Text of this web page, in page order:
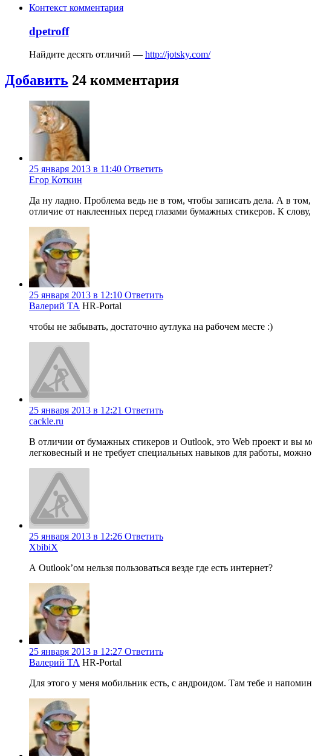
Контекст комментария
dpetroff
Найдите десять отличий — http://jotsky.com/
Добавить 24 комментария
25 января 2013 в 11:40 Ответить
Егор Коткин
Да ну ладно. Проблема ведь не в том, чтобы записать дела. А в
отличие от наклеенных перед глазами бумажных стикеров. К
25 января 2013 в 12:10 Ответить
Валерий ТА HR-Portal
чтобы не забывать, достаточно аутлука на рабочем месте :)
25 января 2013 в 12:21 Ответить
cackle.ru
В отличии от бумажных стикеров и Outlook, это Web проект и вы
легковесный и не требует специальных навыков для работы,
25 января 2013 в 12:26 Ответить
XbibiX
А Outlook’ом нельзя пользоваться везде где есть интернет?
25 января 2013 в 12:27 Ответить
Валерий ТА HR-Portal
Для этого у меня мобильник есть, с андроидом. Там тебе и